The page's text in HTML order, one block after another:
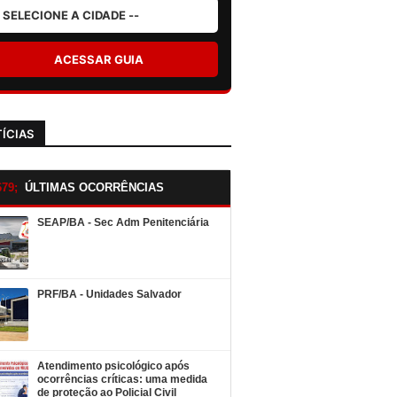
ACESSAR GUIA
ÚLTIMAS OCORRÊNCIAS
SEAP/BA - Sec Adm Penitenciária
PRF/BA - Unidades Salvador
Atendimento psicológico após
ocorrências críticas: uma medida
de proteção ao Policial Civil